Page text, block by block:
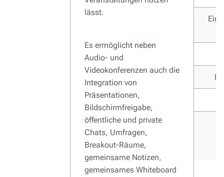
lässt.
Es ermöglicht neben
Audio- und
Videokonferenzen auch die
Integration von
Präsentationen,
Bildschirmfreigabe,
öffentliche und private
Chats, Umfragen,
Breakout-Räume,
gemeinsame Notizen,
gemeinsames Whiteboard